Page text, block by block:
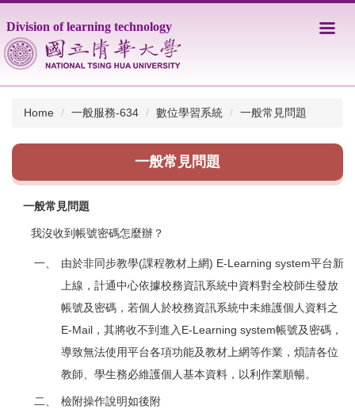
to
the
main
Division of learning technology
Home 一般服務-634 數位學習系統 一般常見問題
一般常見問題
一般常見問題
我沒收到帳號密碼怎麼辦？
一、
由於非同步教學(課程教材上網) E-Learning system平台新
上線，計通中心依據校務資訊系統中資料對全校師生發放
帳號及密碼，若個人於校務資訊系統中未維護個人資料之
E-Mail，其將收不到進入E-Learning system帳號及密碼，
導致無法使用平台各項功能及教材上網等作業，煩請各位
教師、學生務必維護個人基本資料，以利作業順暢。
二、
檢附操作說明如後附